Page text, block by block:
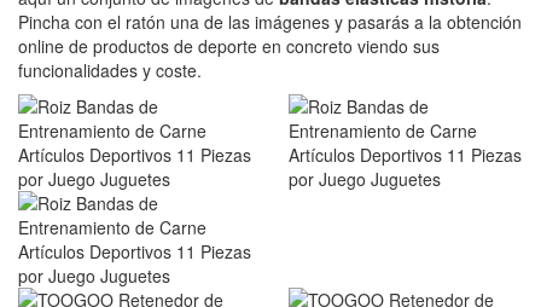
Pincha con el ratón una de las imágenes y pasarás a la obtención
online de productos de deporte en concreto viendo sus
funcionalidades y coste.